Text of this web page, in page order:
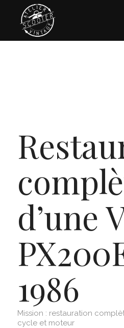
d’une
1986
Mission : restauration
cycle et moteur